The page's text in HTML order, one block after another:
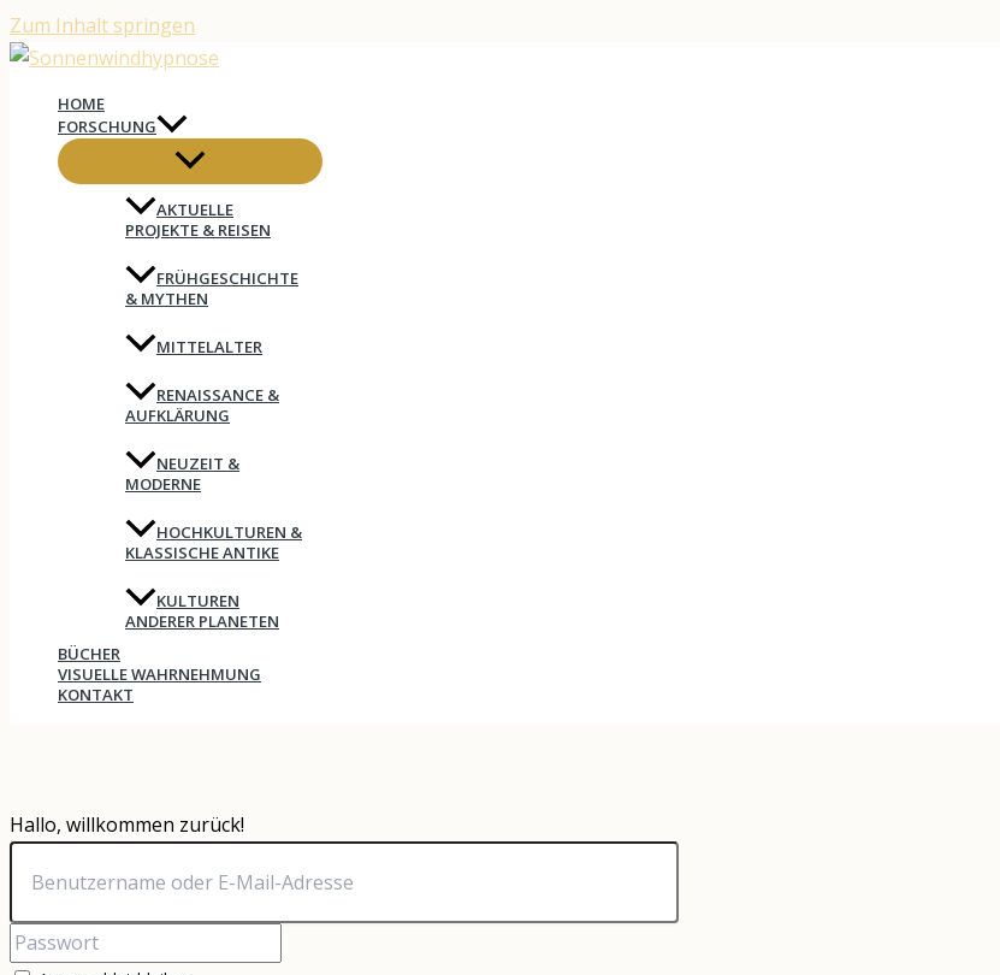
Zum Inhalt springen
HOME
FORSCHUNG
AKTUELLE
PROJEKTE & REISEN
FRÜHGESCHICHTE
& MYTHEN
MITTELALTER
RENAISSANCE &
AUFKLÄRUNG
NEUZEIT &
MODERNE
HOCHKULTUREN &
KLASSISCHE ANTIKE
KULTUREN
ANDERER PLANETEN
BÜCHER
VISUELLE WAHRNEHMUNG
KONTAKT
Hallo, willkommen zurück!